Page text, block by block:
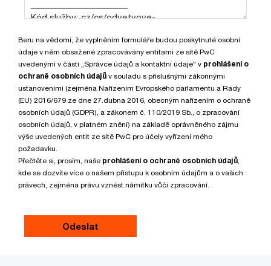
Beru na vědomí, že vyplněním formuláře budou poskytnuté osobní
údaje v něm obsažené zpracovávány entitami ze sítě PwC
uvedenými v části „Správce údajů a kontaktní údaje" v prohlášení o
ochraně osobních údajů v souladu s příslušnými zákonnými
ustanoveními (zejména Nařízením Evropského parlamentu a Rady
(EU) 2016/679 ze dne 27.dubna 2016, obecným nařízením o ochraně
osobních údajů (GDPR), a zákonem č. 110/2019 Sb., o zpracování
osobních údajů, v platném znění) na základě oprávněného zájmu
výše uvedených entit ze sítě PwC pro účely vyřízení mého
požadavku.
Přečtěte si, prosím, naše prohlášení o ochraně osobních údajů,
kde se dozvíte více o našem přístupu k osobním údajům a o vašich
právech, zejména právu vznést námitku vůči zpracování.